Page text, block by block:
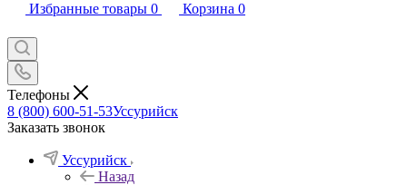
Избранные товары 0 Корзина 0
Телефоны
8 (800) 600-51-53Уссурийск
Заказать звонок
Уссурийск
Назад